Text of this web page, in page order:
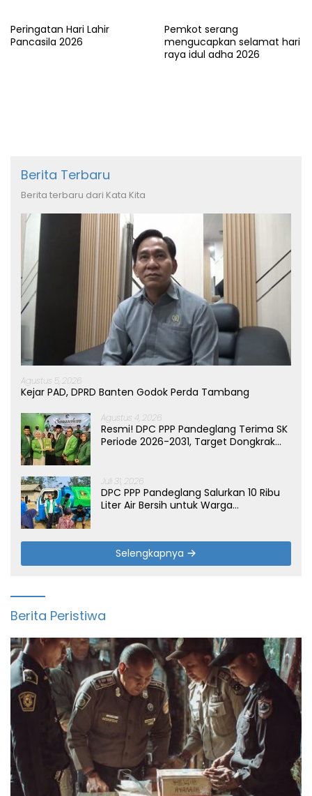
Peringatan Hari Lahir
Pancasila 2026
Pemkot serang
mengucapkan selamat hari
raya idul adha 2026
Berita Terbaru
Berita terbaru dari Kata Kita
Agustus 5, 2026
Kejar PAD, DPRD Banten Godok Perda Tambang
Agustus 4, 2026
Resmi! DPC PPP Pandeglang Terima SK
Periode 2026-2031, Target Dongkrak
Juli 31, 2026
DPC PPP Pandeglang Salurkan 10 Ribu
Liter Air Bersih untuk Warga
Selengkapnya
Berita Peristiwa